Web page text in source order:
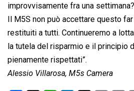
improvvisamente fra una settimana?
Il M5S non può accettare questo
restituiti a tutti. Continueremo a
la tutela del risparmio e il principio
pienamente rispettati”.
Alessio Villarosa, M5s Camera